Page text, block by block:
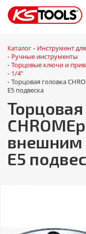
Каталог - Инструмент
- Ручные инструменты
- Торцовые ключи и
- 1/4"
- Торцовая головка
E5 подвеска
внешним
E5